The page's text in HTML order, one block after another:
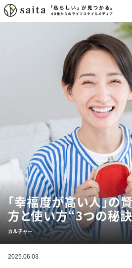
「幸福度が高い人」の
方と使い方“3つの秘
カルチャー
2025.06.03